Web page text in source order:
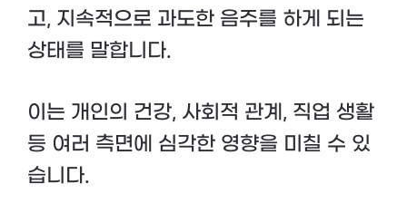
고, 지속적으로 과도한 음주를 하게 되는
상태를 말합니다.
이는 개인의 건강, 사회적 관계, 직업 생활
등 여러 측면에 심각한 영향을 미칠 수 있
습니다.